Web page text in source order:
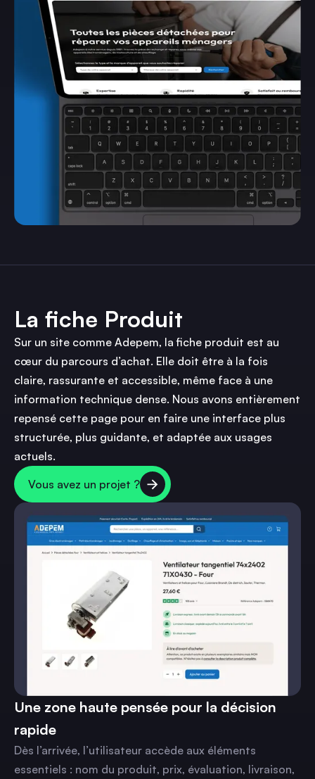
La fiche Produit
Sur un site comme Adepem, la fiche produit est au
cœur du parcours d’achat. Elle doit être à la fois
claire, rassurante et accessible, même face à une
information technique dense. Nous avons entièrement
repensé cette page pour en faire une interface plus
structurée, plus guidante, et adaptée aux usages
actuels.
Vous avez un projet ?
Une zone haute pensée pour la décision
rapide
Dès l’arrivée, l’utilisateur accède aux éléments
essentiels : nom du produit, prix, évaluation, livraison,